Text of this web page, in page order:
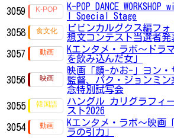
3059
K-POP DANCE WORKSHOP
I Special Stage
3058
ビビンカルグクス編フォ
想文コンテスト当選者発
3057
Kエンタメ・ラボ～ドラ
を飲み込んだ女」
3056
映画「顔-かお-」ヨン・
監督、パク・ジョンミン
念特別試写会
3055
ハングル カリグラフィ
スト2026
3054
Kエンタメ・ラボ～映画
ラの引力」